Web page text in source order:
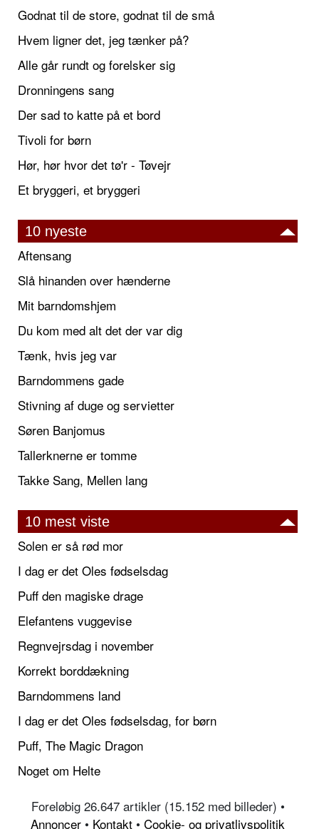
Godnat til de store, godnat til de små
Hvem ligner det, jeg tænker på?
Alle går rundt og forelsker sig
Dronningens sang
Der sad to katte på et bord
Tivoli for børn
Hør, hør hvor det tø'r - Tøvejr
Et bryggeri, et bryggeri
10 nyeste
Aftensang
Slå hinanden over hænderne
Mit barndomshjem
Du kom med alt det der var dig
Tænk, hvis jeg var
Barndommens gade
Stivning af duge og servietter
Søren Banjomus
Tallerknerne er tomme
Takke Sang, Mellen lang
10 mest viste
Solen er så rød mor
I dag er det Oles fødselsdag
Puff den magiske drage
Elefantens vuggevise
Regnvejrsdag i november
Korrekt borddækning
Barndommens land
I dag er det Oles fødselsdag, for børn
Puff, The Magic Dragon
Noget om Helte
Foreløbig 26.647 artikler (15.152 med billeder) •
Annoncer • Kontakt • Cookie- og privatlivspolitik